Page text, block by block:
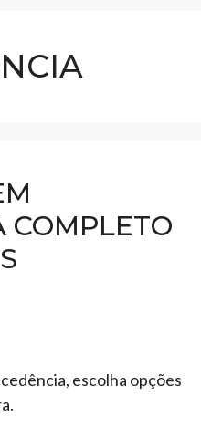
COMPLETO
escolha opções